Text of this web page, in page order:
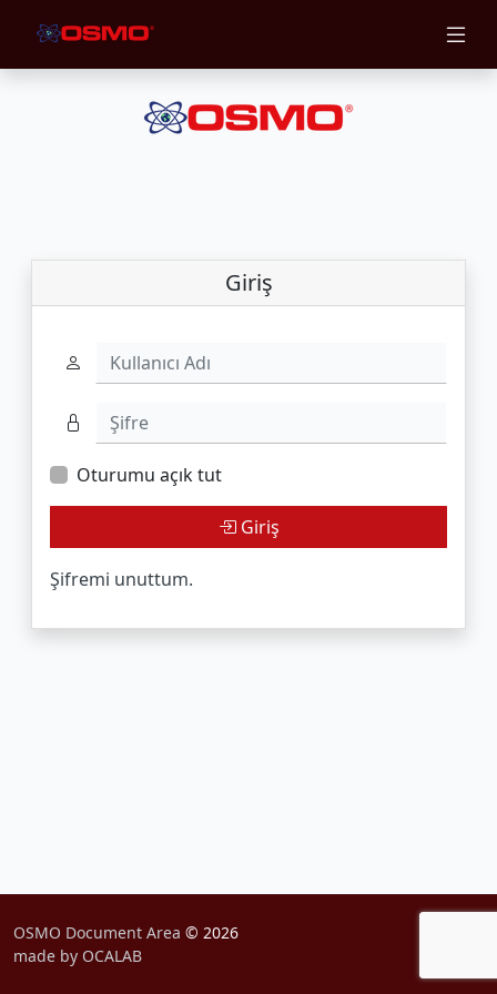
Giriş
Kullanıcı Adı
Şifre
Oturumu açık tut
Giriş
Şifremi unuttum.
OSMO Document Area © 2026
made by OCALAB